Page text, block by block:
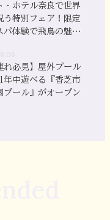
・ホテル奈良で世界
う特別フェア！限定
パ体験で飛鳥の魅力
れ必見】屋外プール
年中遊べる『香芝市
プール』がオープン